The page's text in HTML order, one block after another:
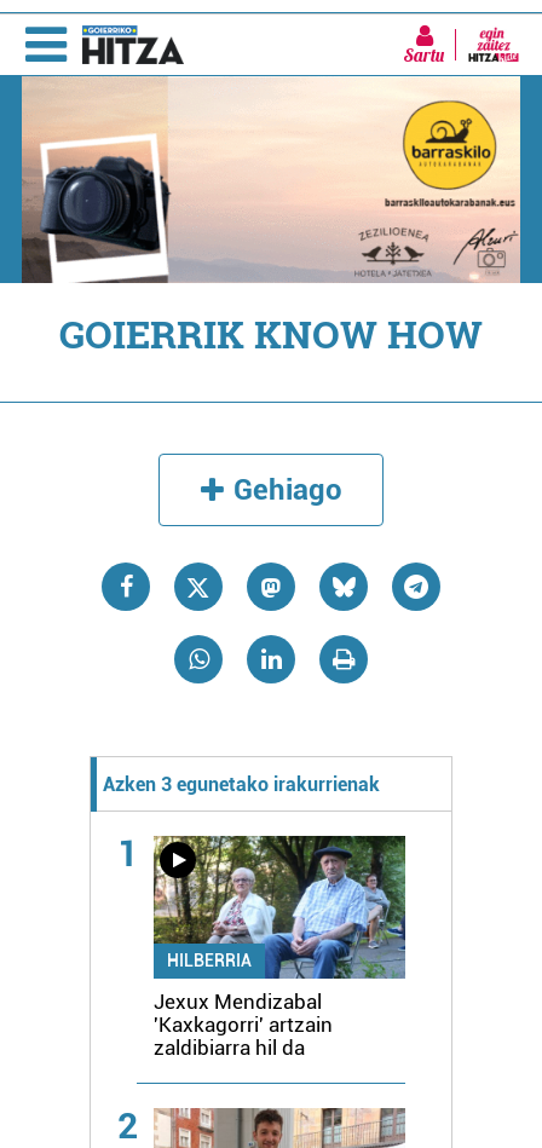
Sartu
GOIERRIK KNOW HOW
Gehiago
Azken 3 egunetako irakurrienak
1
HILBERRIA
Jexux Mendizabal
'Kaxkagorri' artzain
zaldibiarra hil da
2